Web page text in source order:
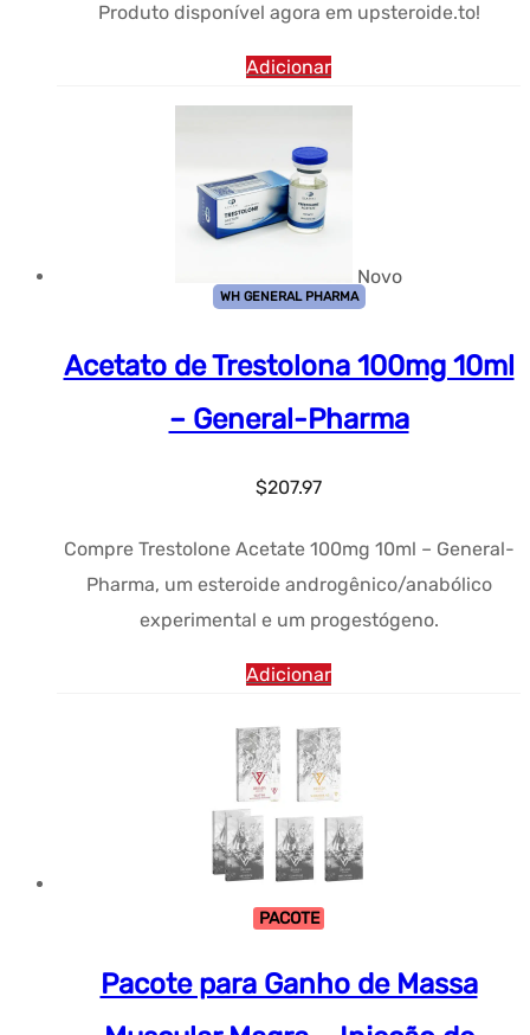
Produto disponível agora em upsteroide.to!
Adicionar
Novo
WH GENERAL PHARMA
Acetato de Trestolona 100mg 10ml
– General-Pharma
$207.97
Compre Trestolone Acetate 100mg 10ml – General-
Pharma, um esteroide androgênico/anabólico
experimental e um progestógeno.
Adicionar
PACOTE
Pacote para Ganho de Massa